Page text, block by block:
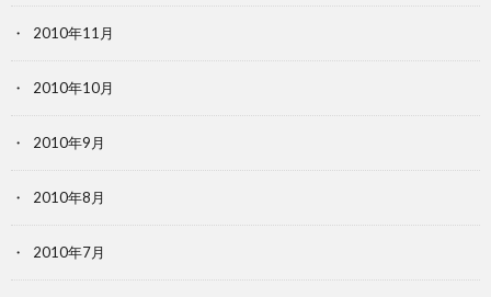
2010年11月
2010年10月
2010年9月
2010年8月
2010年7月